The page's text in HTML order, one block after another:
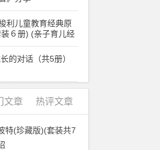
利儿童教育经典原
６册) (亲子育儿经
的对话（共5册）
文章 热评文章
特(珍藏版)(套装共7